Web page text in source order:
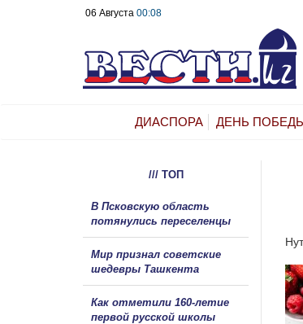
06 Августа 00:08
ДИАСПОРА ДЕНЬ
/// ТОП
В Псковскую область
потянулись переселенцы
Мир признал советские
шедевры Ташкента
Как отметили 160-летие
первой русской школы